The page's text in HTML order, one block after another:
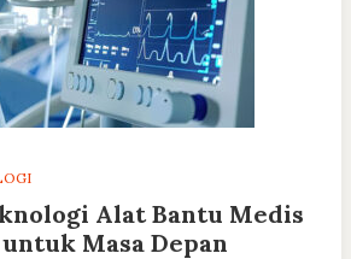
Alat Bantu Medis
Masa Depan